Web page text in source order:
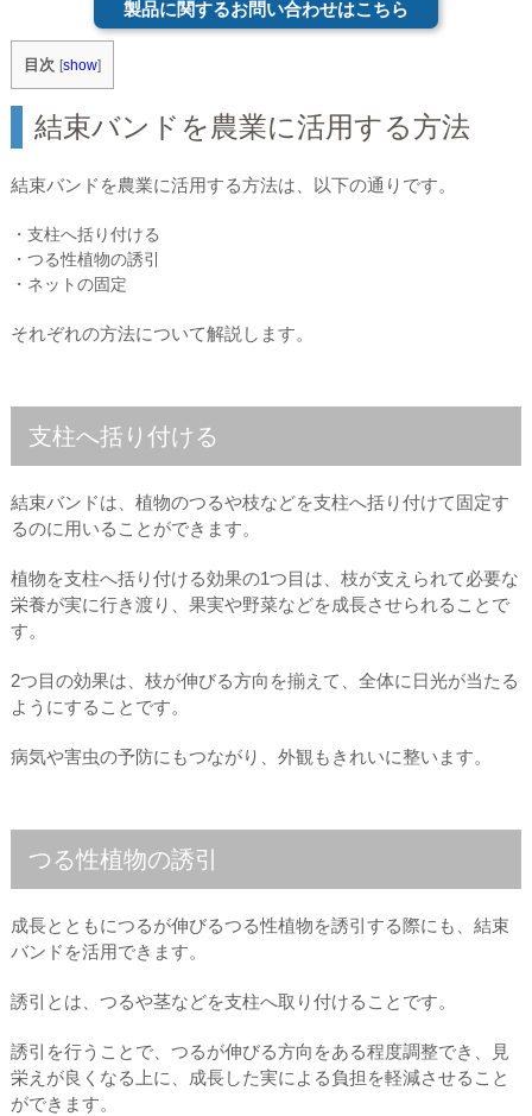
製品に関するお問い合わせはこちら
目次 [show]
結束バンドを農業に活用する方法
結束バンドを農業に活用する方法は、以下の通りです。
・支柱へ括り付ける
・つる性植物の誘引
・ネットの固定
それぞれの方法について解説します。
支柱へ括り付ける
結束バンドは、植物のつるや枝などを支柱へ括り付けて固定す
るのに用いることができます。
植物を支柱へ括り付ける効果の1つ目は、枝が支えられて必要な
栄養が実に行き渡り、果実や野菜などを成長させられることで
す。
2つ目の効果は、枝が伸びる方向を揃えて、全体に日光が当たる
ようにすることです。
病気や害虫の予防にもつながり、外観もきれいに整います。
つる性植物の誘引
成長とともにつるが伸びるつる性植物を誘引する際にも、結束
バンドを活用できます。
誘引とは、つるや茎などを支柱へ取り付けることです。
誘引を行うことで、つるが伸びる方向をある程度調整でき、見
栄えが良くなる上に、成長した実による負担を軽減させること
ができます。